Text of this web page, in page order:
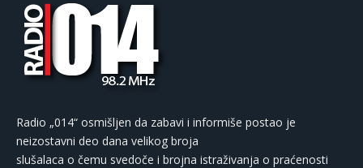
Radio „014“ osmišljen da zabavi i informiše postao je
neizostavni deo dana velikog broja
slušalaca o čemu svedoče i brojna istraživanja o praćenosti